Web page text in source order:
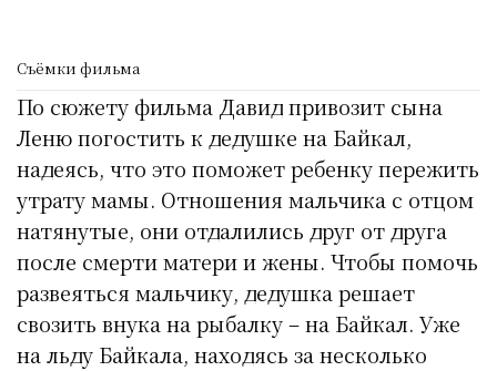
Съёмки фильма
По сюжету фильма Давид привозит сына
Леню погостить к дедушке на Байкал,
надеясь, что это поможет ребенку пережить
утрату мамы. Отношения мальчика с отцом
натянутые, они отдалились друг от друга
после смерти матери и жены. Чтобы помочь
развеяться мальчику, дедушка решает
свозить внука на рыбалку – на Байкал. Уже
на льду Байкала, находясь за несколько